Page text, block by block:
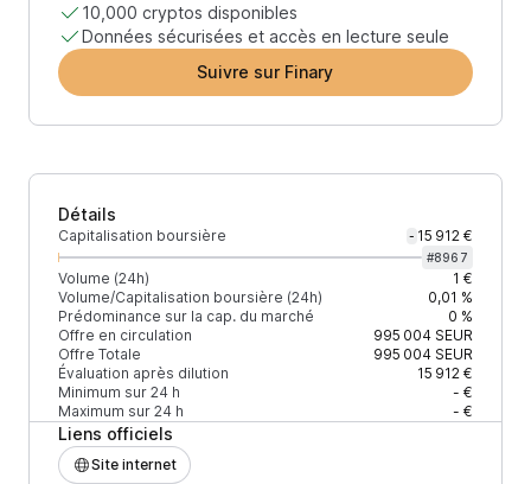
10,000 cryptos disponibles
Données sécurisées et accès en lecture seule
Suivre sur Finary
Détails
Capitalisation boursière - 15 912 €
#8967
Volume (24h)
1 €
Volume/Capitalisation boursière (24h)
0,01 %
Prédominance sur la cap. du marché
0 %
Offre en circulation
995 004SEUR
Offre Totale
995 004SEUR
Évaluation après dilution
15 912 €
Minimum sur 24 h
- €
Maximum sur 24 h
- €
Liens officiels
Site internet